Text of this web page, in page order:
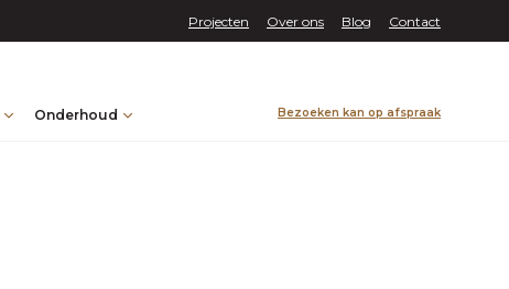
Projecten Over ons Blog Contact
Onderhoud Bezoeken kan op afspraak